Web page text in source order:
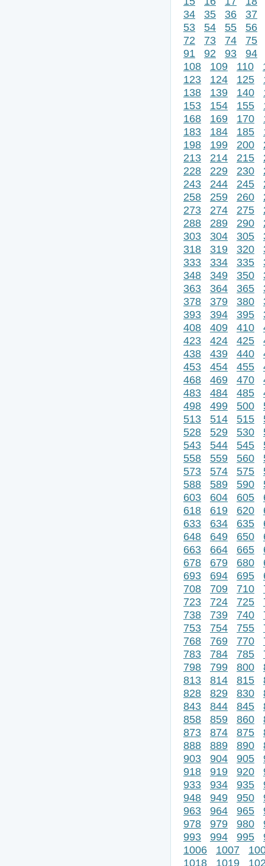
34
35 36
37
53
54 55
56
72
73 74
75
91
92 93
94
108
109 110
123
124 125
138
139 140
153
154 155
168
169 170
183
184 185
198
199 200
213
214 215
228
229 230
243
244 245
258
259 260
273
274 275
288
289 290
303
304 305
318
319 320
333
334 335
348
349 350
363
364 365
378
379 380
393
394 395
408
409 410
423
424 425
438
439 440
453
454 455
468
469 470
483
484 485
498
499 500
513
514 515
528
529 530
543
544 545
558
559 560
573
574 575
588
589 590
603
604 605
618
619 620
633
634 635
648
649 650
663
664 665
678
679 680
693
694 695
708
709 710
723
724 725
738
739 740
753
754 755
768
769 770
783
784 785
798
799 800
813
814 815
828
829 830
843
844 845
858
859 860
873
874 875
888
889 890
903
904 905
918
919 920
933
934 935
948
949 950
963
964 965
978
979 980
993
994 995
1006
1007
1018
1019